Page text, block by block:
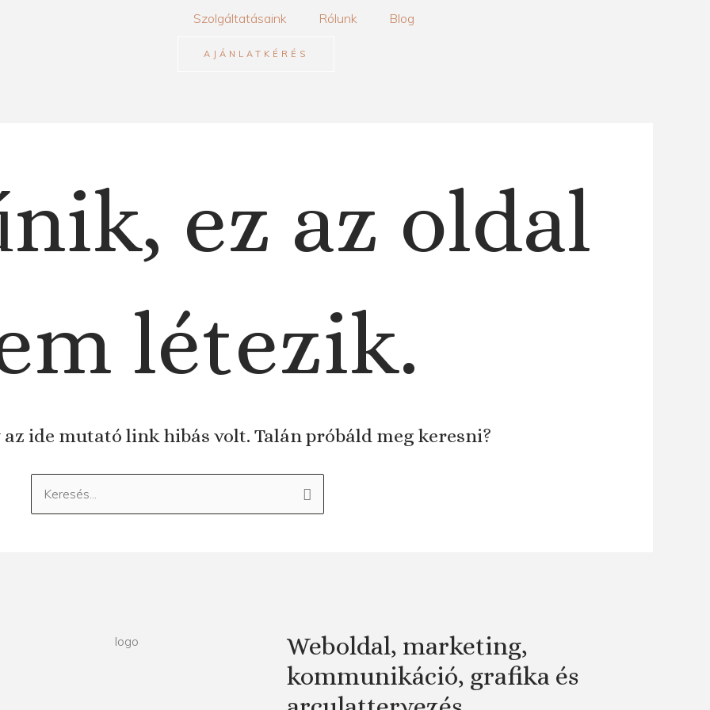
Szolgáltatásaink Rólunk Blog
AJÁNLATKÉRÉS
ez az oldal
létezik.
ide mutató link hibás volt. Talán próbáld meg keresni?
Keresés:
Weboldal, marketing,
kommunikáció, grafika és